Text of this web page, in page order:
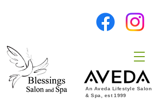
An Aveda Lifestyle Salon
& Spa, est1999